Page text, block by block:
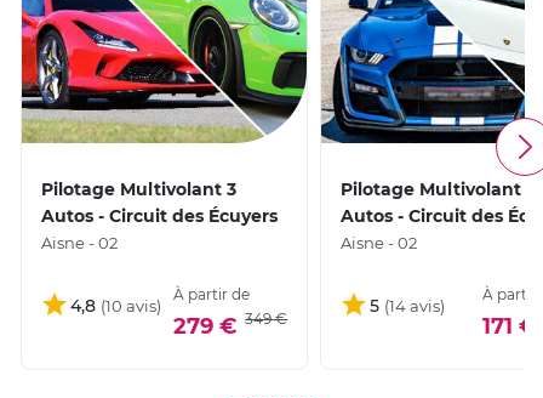
Pilotage Multivolant 3
Autos - Circuit des Écuyers
Aisne - 02
4,8
À partir de
279 € 349 €
Pilotage Multivolant 2
Autos - Circuit des
Aisne - 02
5
À partir
171 €